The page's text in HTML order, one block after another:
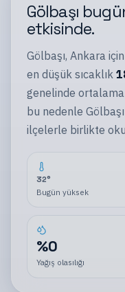
Gölbaşı
etkisinde.
Gölbaşı, Ankaraiçin
en düşük sıcaklık
genelinde ortalama
bu nedenle Gölbaşı
ilçelerle birlikte
32°
Bugün yüksek
%0
Yağış olasılığı